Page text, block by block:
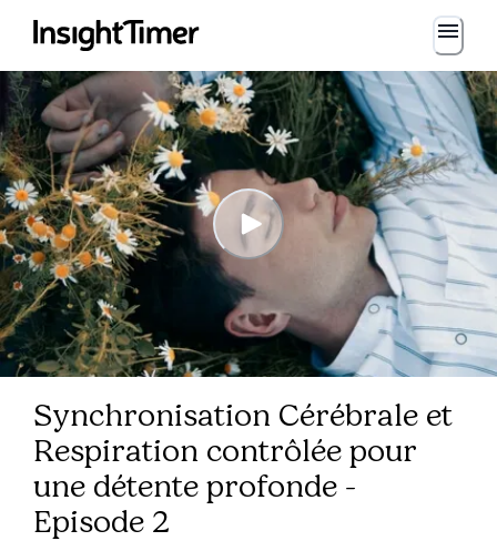
Synchronisation Cérébrale et
Respiration contrôlée pour
une détente profonde -
Episode 2